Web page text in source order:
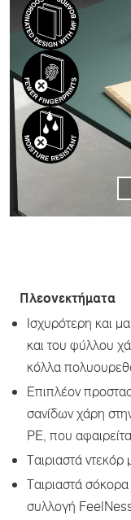
Πλεονεκτήματα
Ισχυρότερη και
και του φύλλου
κόλλα
Επιπλέον
σανίδων χάρη
PE, που
Ταιριαστά
Ταιριαστά
συλλογή